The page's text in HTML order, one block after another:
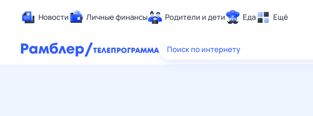
Новости Личные финансы Родители и дети Еда Ещё
Здоровье
Поиск по интернету